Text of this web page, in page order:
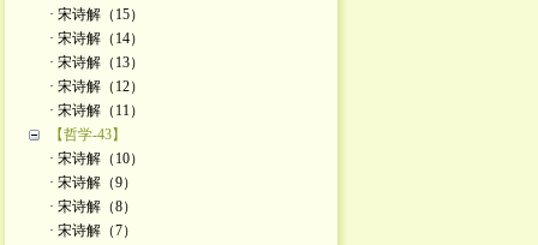
· 宋诗解（15）
· 宋诗解（14）
· 宋诗解（13）
· 宋诗解（12）
· 宋诗解（11）
【哲学-43】
· 宋诗解（10）
· 宋诗解（9）
· 宋诗解（8）
· 宋诗解（7）